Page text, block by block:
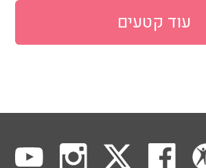
עוד קטעים